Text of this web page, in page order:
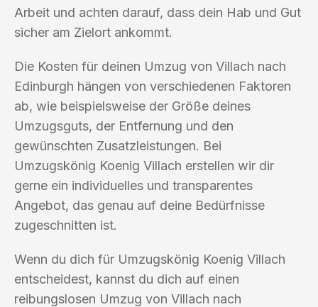
Arbeit und achten darauf, dass dein Hab und Gut
sicher am Zielort ankommt.
Die Kosten für deinen Umzug von Villach nach
Edinburgh hängen von verschiedenen Faktoren
ab, wie beispielsweise der Größe deines
Umzugsguts, der Entfernung und den
gewünschten Zusatzleistungen. Bei
Umzugskönig Koenig Villach erstellen wir dir
gerne ein individuelles und transparentes
Angebot, das genau auf deine Bedürfnisse
zugeschnitten ist.
Wenn du dich für Umzugskönig Koenig Villach
entscheidest, kannst du dich auf einen
reibungslosen Umzug von Villach nach